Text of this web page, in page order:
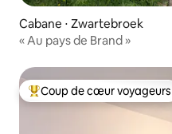
Cabane ⋅ Zwartebroek
« Au pays de Brand »
Coups de cœur voyageurs
Coup de cœur voyageurs